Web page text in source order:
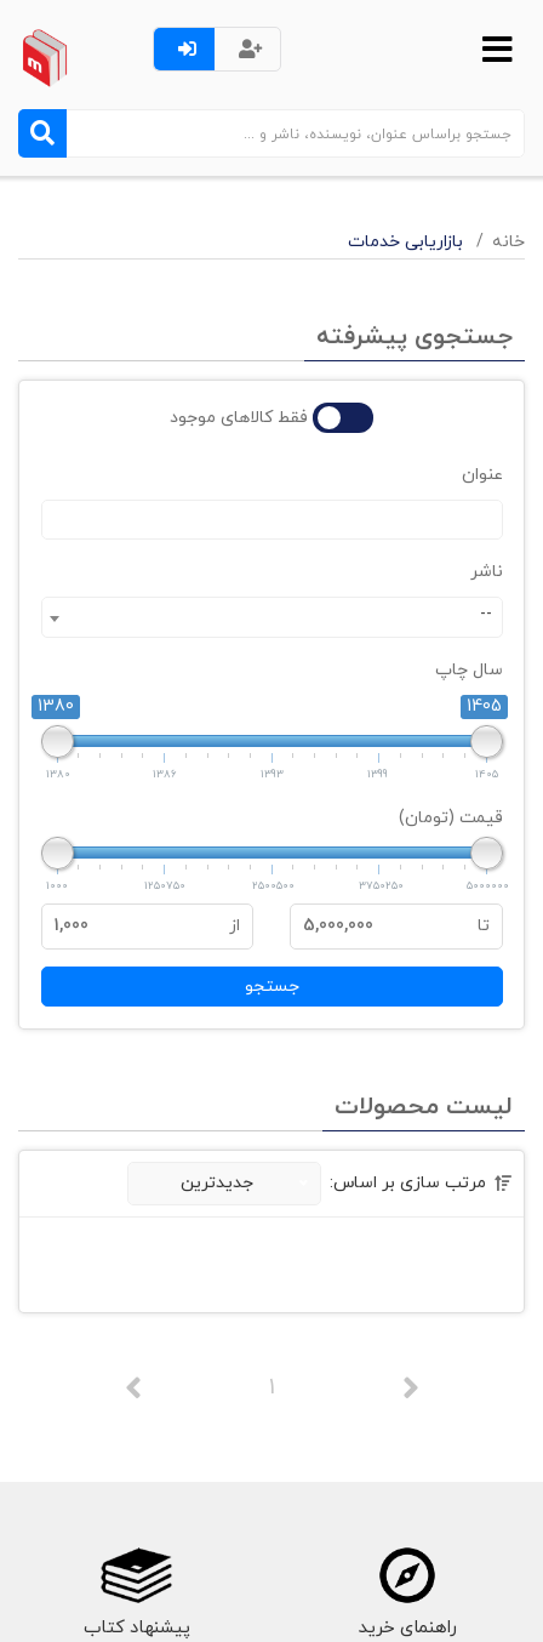
خانه بازاریابی خدمات
جستجوی پیشرفته
فقط کالاهای موجود
عنوان
ناشر
--
سال چاپ
1380
1405
1380 1386 1393 1399 1405
قیمت (تومان)
1000 1250750 2500500 3750250 5000000
تا 5,000,000 از 1,000
جستجو
لیست محصولات
مرتب سازی بر اساس: جدیدترین
1
راهنمای خرید پیشنهاد کتاب